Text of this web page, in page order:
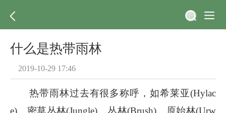
什么是热带雨林
2019-10-29 17:46
热带雨林过去有很多称呼，如希莱亚(Hylac
e)、密草丛林(Jungle)、丛林(Brush)、原始林(Urw